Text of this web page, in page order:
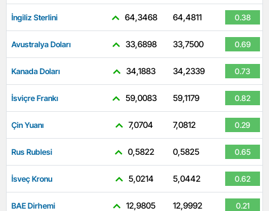
İngiliz Sterlini 64,3468 64,4811 0.38
Avustralya Doları 33,6898 33,7500 0.69
Kanada Doları 34,1883 34,2339 0.73
İsviçre Frankı 59,0083 59,1179 0.82
Çin Yuanı 7,0704 7,0812 0.29
Rus Rublesi 0,5822 0,5825 0.65
İsveç Kronu 5,0214 5,0442 0.62
BAE Dirhemi 12,9805 12,9992 0.21